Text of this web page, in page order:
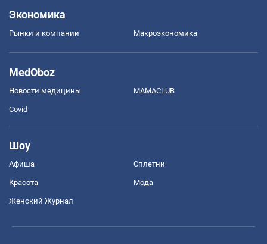
Экономика
Рынки и компании Mакроэкономика
MedOboz
Новости медицины MAMACLUB
Covid
Шоу
Афиша Сплетни
Красота Мода
Женский Журнал